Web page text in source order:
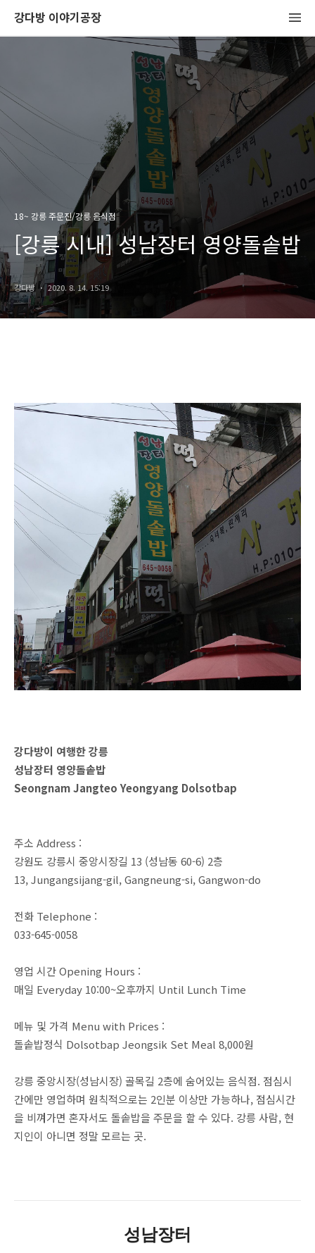
강다방 이야기공장
18~ 강릉 주문진/강릉 음식점
[강릉 시내] 성남장터 영양돌솥밥
강다방 2020. 8. 14. 15:19
강다방이 여행한 강릉
성남장터 영양돌솥밥
Seongnam Jangteo Yeongyang Dolsotbap
주소 Address :
강원도 강릉시 중앙시장길 13 (성남동 60-6) 2층
13, Jungangsijang-gil, Gangneung-si, Gangwon-do
전화 Telephone :
033-645-0058
영업 시간 Opening Hours :
매일 Everyday 10:00~오후까지 Until Lunch Time
메뉴 및 가격 Menu with Prices :
돌솥밥정식 Dolsotbap Jeongsik Set Meal 8,000원
강릉 중앙시장(성남시장) 골목길 2층에 숨어있는 음식점. 점심시
간에만 영업하며 원칙적으로는 2인분 이상만 가능하나, 점심시간
을 비껴가면 혼자서도 돌솥밥을 주문을 할 수 있다. 강릉 사람, 현
지인이 아니면 정말 모르는 곳.